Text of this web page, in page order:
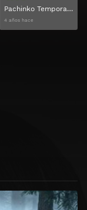
Pachinko Temporada 1 Capitulo 6
4 años hace